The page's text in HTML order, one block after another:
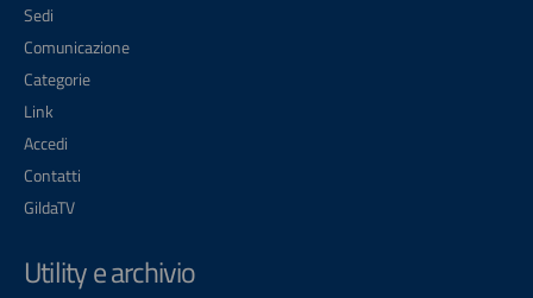
Sedi
Comunicazione
Categorie
Link
Accedi
Contatti
GildaTV
Utility e archivio